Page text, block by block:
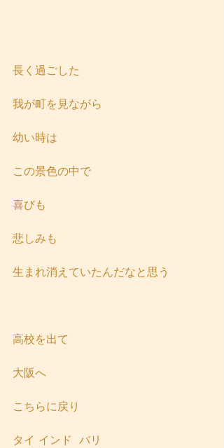
長く過ごした
我が町を見ながら
幼い時は
この景色の中で
喜びも
悲しみも
生まれ消えていたんだなと思う
高校を出て
大阪へ
こちらに戻り
タイ インド  バリ